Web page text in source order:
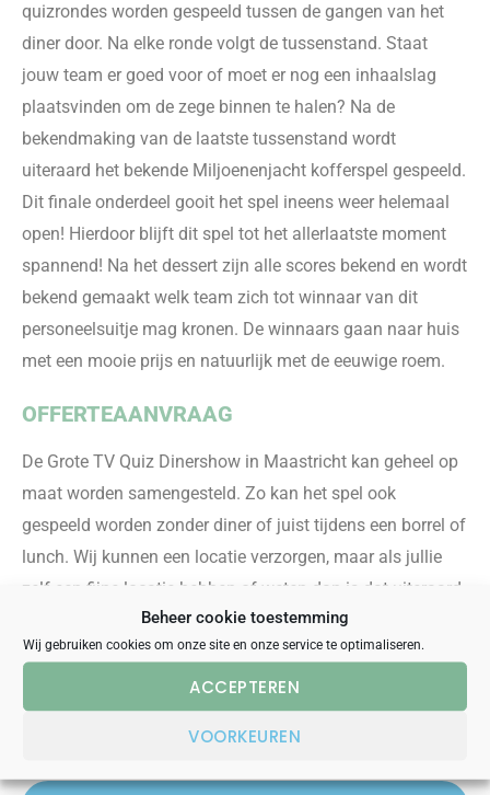
Beheer cookie toestemming
Wij gebruiken cookies om onze site en onze service te optimaliseren.
ACCEPTEREN
VOORKEUREN
quizrondes worden gespeeld tussen de gangen van het
diner door. Na elke ronde volgt de tussenstand. Staat
jouw team er goed voor of moet er nog een inhaalslag
plaatsvinden om de zege binnen te halen? Na de
bekendmaking van de laatste tussenstand wordt
uiteraard het bekende Miljoenenjacht kofferspel gespeeld.
Dit finale onderdeel gooit het spel ineens weer helemaal
open! Hierdoor blijft dit spel tot het allerlaatste moment
spannend! Na het dessert zijn alle scores bekend en wordt
bekend gemaakt welk team zich tot winnaar van dit
personeelsuitje mag kronen. De winnaars gaan naar huis
met een mooie prijs en natuurlijk met de eeuwige roem.
OFFERTEAANVRAAG
De Grote TV Quiz Dinershow in Maastricht kan geheel op
maat worden samengesteld. Zo kan het spel ook
gespeeld worden zonder diner of juist tijdens een borrel of
lunch. Wij kunnen een locatie verzorgen, maar als jullie
zelf een fijne locatie hebben of weten dan is dat uiteraard
Neem contact met ons op voor de
mogelijkheden en vraag vrijblijvend een offerte aan. Dit
bedrijfsuitje is behalve in Maastricht ook te boeken in
andere grote stedenzoalsBreda,Den Boschen